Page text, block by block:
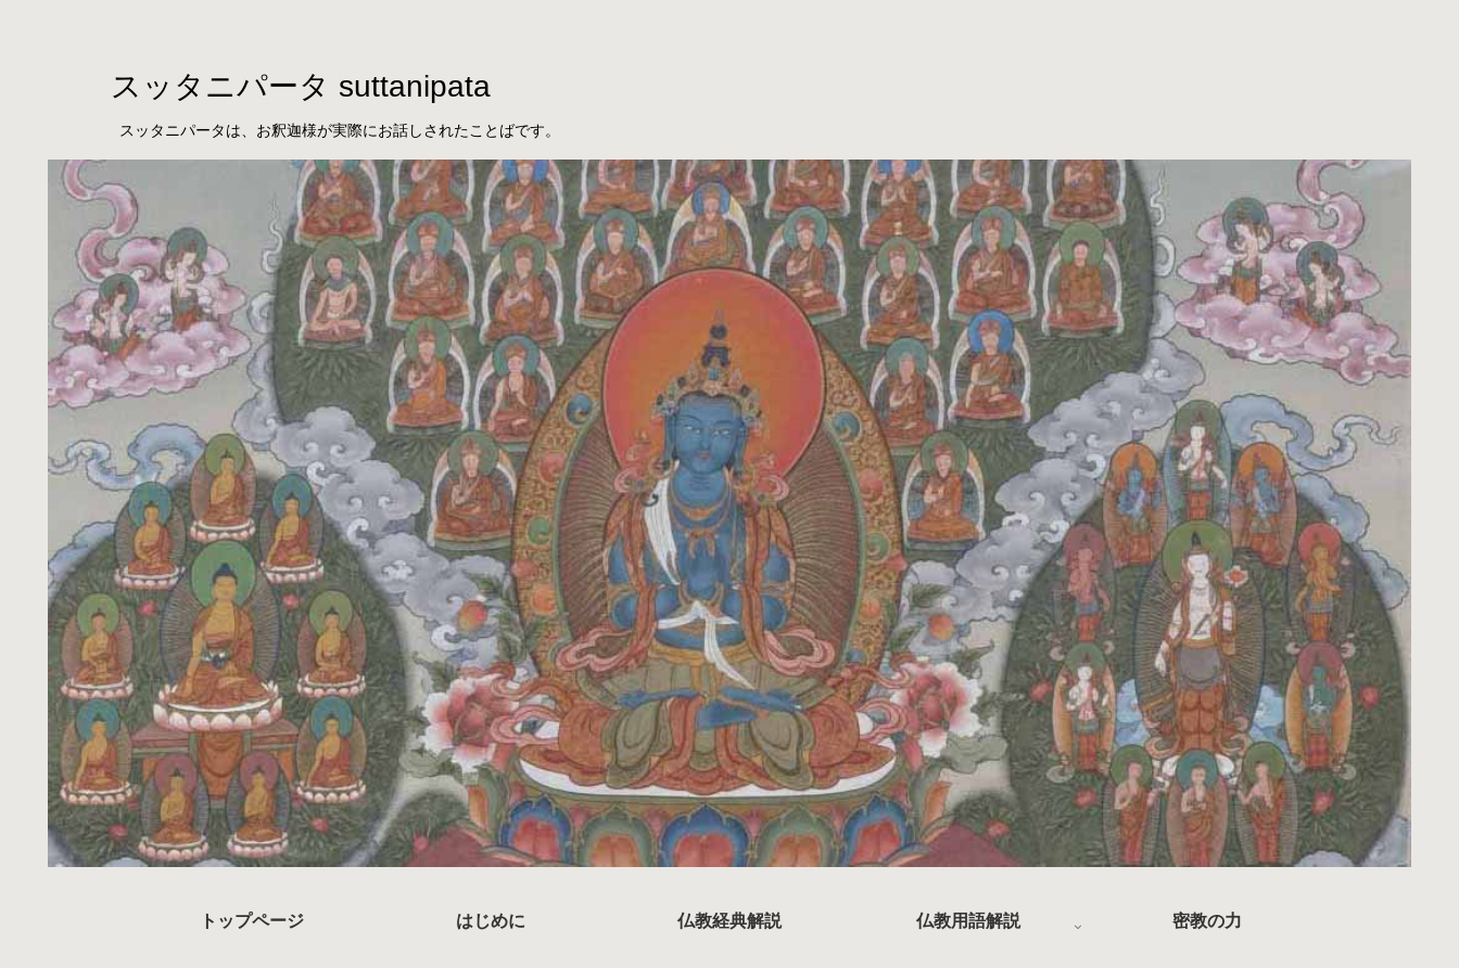
スッタニパータは、お釈迦様が実際にお話しされたことばです。
スッタニパータ suttanipata
トップページ はじめに 仏教経典解説 仏教用語解説 密教の力